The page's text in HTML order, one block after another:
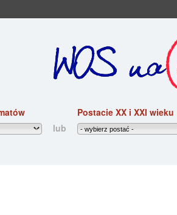
lub
Postacie XX i XXI wieku